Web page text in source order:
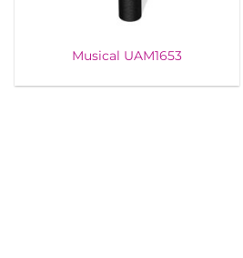
Musical UAM1653